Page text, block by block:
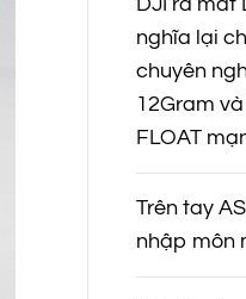
nghĩa lại
chuyên
12Gram
FLOAT
Trên tay
nhập môn